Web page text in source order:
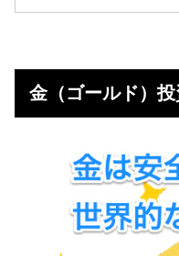
証券
から分析
2022年以降の金
通し
金（ゴールド）投